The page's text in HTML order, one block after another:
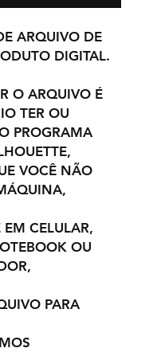
ARQUIVO DE
DIGITAL.
O ARQUIVO É
TER OU
PROGRAMA
VOCÊ NÃO
CELULAR,
OU
PARA